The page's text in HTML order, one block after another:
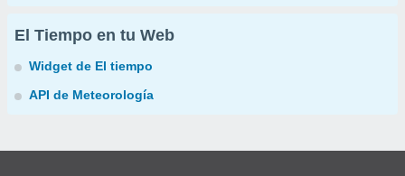
El Tiempo en tu Web
Widget de El tiempo
API de Meteorología